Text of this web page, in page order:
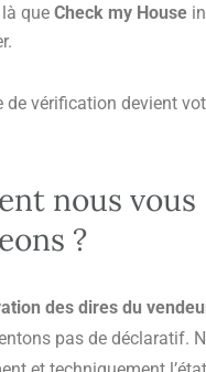
que Check my House
de vérification devient
nous vous
?
des dires du
pas de déclaratif.